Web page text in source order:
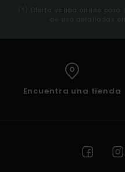
(*) Oferta valida online para
de uso detalladas
Encuentra una tienda